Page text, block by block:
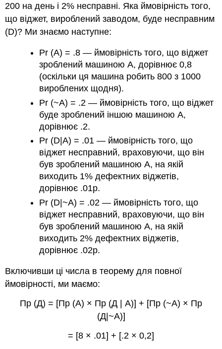
200 на день і 2% несправні. Яка ймовірність того,
що віджет, вироблений заводом, буде несправним
(D)? Ми знаємо наступне:
Pr (A) = .8 — ймовірність того, що віджет
зроблений машиною А, дорівнює 0,8
(оскільки ця машина робить 800 з 1000
вироблених щодня).
Pr (~A) = .2 — ймовірність того, що віджет
буде зроблений іншою машиною A,
дорівнює .2.
Pr (D|A) = .01 — ймовірність того, що
віджет несправний, враховуючи, що він
був зроблений машиною А, на якій
виходить 1% дефектних віджетів,
дорівнює .01p.
Pr (D|~A) = .02 — ймовірність того, що
віджет несправний, враховуючи, що він
був зроблений машиною А, на якій
виходить 2% дефектних віджетів,
дорівнює .02p.
Включивши ці числа в теорему для повної
ймовірності, ми маємо:
Пр (Д) = [Пр (А) × Пр (Д | А)] + [Пр (~А) × Пр
(Д|~А)]
= [8 × .01] + [.2 × 0,2]